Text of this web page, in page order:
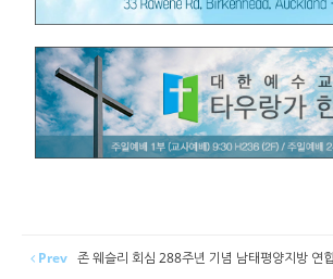
Prev 존 웨슬리 회심 288주년 기념 남태평양지방 연